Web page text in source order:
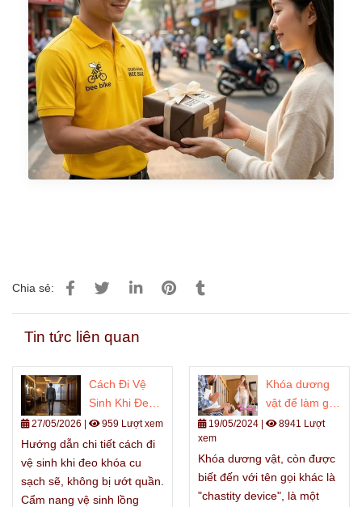
Chia sẻ:
Tin tức liên quan
Cách Đi Vệ
Sinh Khi Đeo
Khóa Cu 24/7
& Quy Trình
Vệ Sinh Hằng
Ngày An Toàn
Không Bị Hôi
27/05/2026 959 Lượt xem
Hướng dẫn chi tiết cách đi
vệ sinh khi đeo khóa cu
sạch sẽ, không bị ướt quần.
Cẩm nang vệ sinh lồng
Khóa dương
vật để làm gì?
Kiềm Chế Thủ
Ngoại Tình
19/05/2024
8941 Lượt
xem
Khóa dương vật, còn được
biết đến với tên gọi khác là
"chastity device", là một